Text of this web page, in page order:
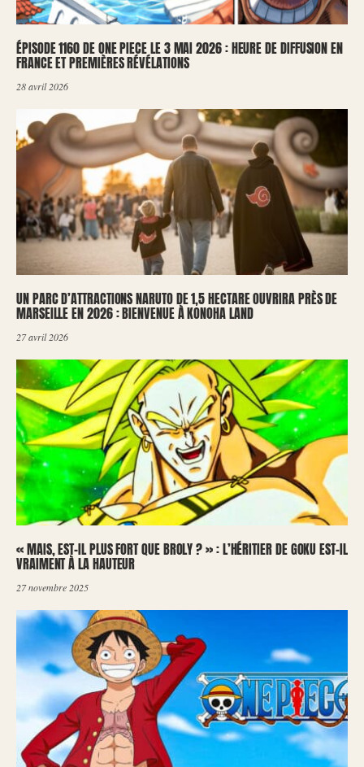
ÉPISODE 1160 DE ONE PIECE LE 3 MAI 2026 : HEURE DE DIFFUSION EN
FRANCE ET PREMIÈRES RÉVÉLATIONS
28 avril 2026
UN PARC D’ATTRACTIONS NARUTO DE 1,5 HECTARE OUVRIRA PRÈS DE
MARSEILLE EN 2026 : BIENVENUE À KONOHA LAND
27 avril 2026
« MAIS, EST-IL PLUS FORT QUE BROLY ? » : L’HÉRITIER DE GOKU EST-IL
VRAIMENT À LA HAUTEUR
27 novembre 2025